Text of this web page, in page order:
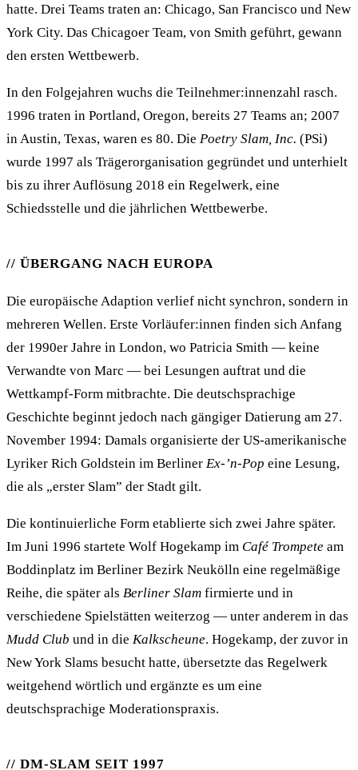
hatte. Drei Teams traten an: Chicago, San Francisco und New
York City. Das Chicagoer Team, von Smith geführt, gewann
den ersten Wettbewerb.
In den Folgejahren wuchs die Teilnehmer:innenzahl rasch.
1996 traten in Portland, Oregon, bereits 27 Teams an; 2007
in Austin, Texas, waren es 80. Die Poetry Slam, Inc. (PSi)
wurde 1997 als Trägerorganisation gegründet und unterhielt
bis zu ihrer Auflösung 2018 ein Regelwerk, eine
Schiedsstelle und die jährlichen Wettbewerbe.
ÜBERGANG NACH EUROPA
Die europäische Adaption verlief nicht synchron, sondern in
mehreren Wellen. Erste Vorläufer:innen finden sich Anfang
der 1990er Jahre in London, wo Patricia Smith — keine
Verwandte von Marc — bei Lesungen auftrat und die
Wettkampf-Form mitbrachte. Die deutschsprachige
Geschichte beginnt jedoch nach gängiger Datierung am 27.
November 1994: Damals organisierte der US-amerikanische
Lyriker Rich Goldstein im Berliner Ex-’n-Pop eine Lesung,
die als „erster Slam” der Stadt gilt.
Die kontinuierliche Form etablierte sich zwei Jahre später.
Im Juni 1996 startete Wolf Hogekamp im Café Trompete am
Boddinplatz im Berliner Bezirk Neukölln eine regelmäßige
Reihe, die später als Berliner Slam firmierte und in
verschiedene Spielstätten weiterzog — unter anderem in das
Mudd Club und in die Kalkscheune. Hogekamp, der zuvor in
New York Slams besucht hatte, übersetzte das Regelwerk
weitgehend wörtlich und ergänzte es um eine
deutschsprachige Moderationspraxis.
DM-SLAM SEIT 1997